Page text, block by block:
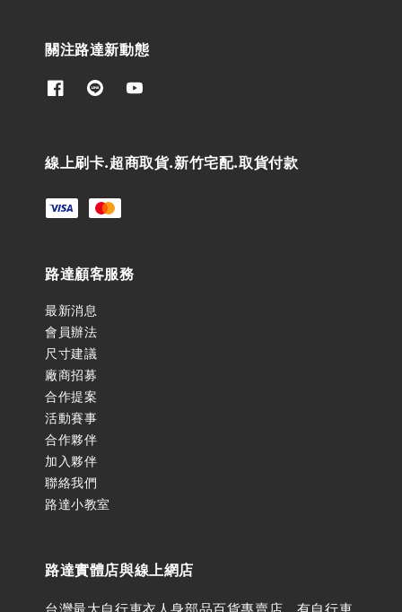
關注路達新動態
線上刷卡.超商取貨.新竹宅配.取貨付款
路達顧客服務
最新消息
會員辦法
尺寸建議
廠商招募
合作提案
活動賽事
合作夥伴
加入夥伴
聯絡我們
路達小教室
路達實體店與線上網店